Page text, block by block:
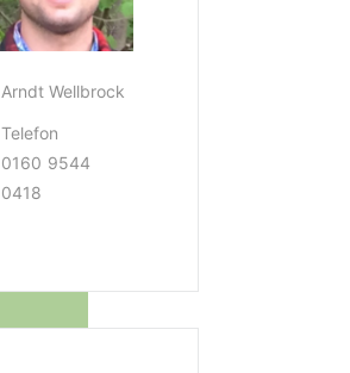
Arndt Wellbrock
Telefon
0160 9544
0418